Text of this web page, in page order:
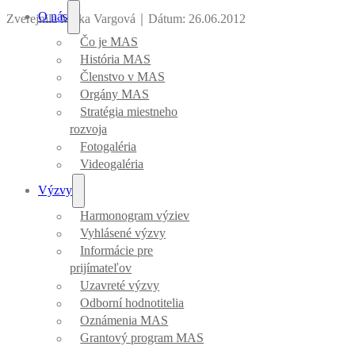
O nás
Čo je MAS
História MAS
Členstvo v MAS
Orgány MAS
Stratégia miestneho
rozvoja
Fotogaléria
Videogaléria
Výzvy
Harmonogram výziev
Vyhlásené výzvy
Informácie pre
prijímateľov
Uzavreté výzvy
Odborní hodnotitelia
Oznámenia MAS
Grantový program MAS
Zverejnila Mirka Vargová Dátum: 26.06.2012